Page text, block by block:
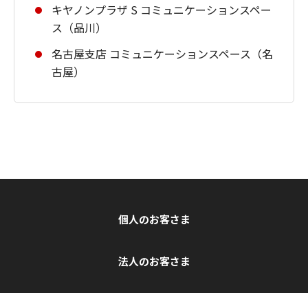
キヤノンプラザ S コミュニケーションスペー
ス（品川）
名古屋支店 コミュニケーションスペース（名
古屋）
個人のお客さま
法人のお客さま